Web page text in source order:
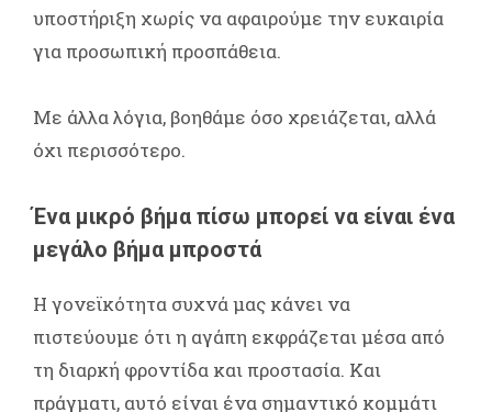
υποστήριξη χωρίς να αφαιρούμε την ευκαιρία
για προσωπική προσπάθεια.
Με άλλα λόγια, βοηθάμε όσο χρειάζεται, αλλά
όχι περισσότερο.
Ένα μικρό βήμα πίσω μπορεί να είναι ένα
μεγάλο βήμα μπροστά
Η γονεϊκότητα συχνά μας κάνει να
πιστεύουμε ότι η αγάπη εκφράζεται μέσα από
τη διαρκή φροντίδα και προστασία. Και
πράγματι, αυτό είναι ένα σημαντικό κομμάτι